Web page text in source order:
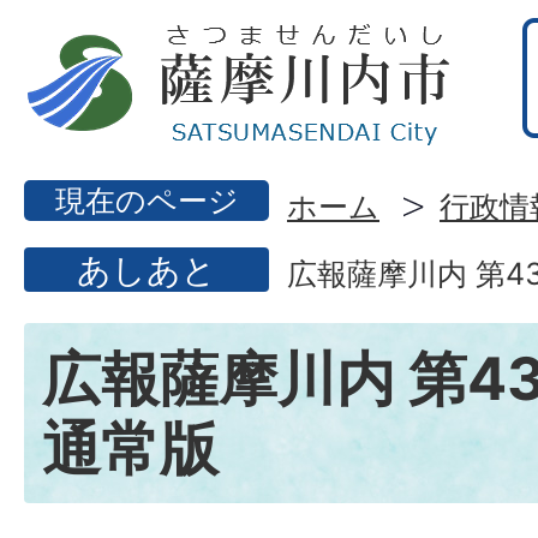
現在のページ ホーム 行政情
あしあと 広報薩摩川内 第
広報薩摩川内 第
通常版